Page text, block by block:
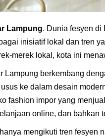
Lampung. Dunia fesyen di
inisiatif lokal dan tren
merek lokal, kota ini
Lampung berkembang
ke dalam desain
fashion impor yang
online, dan bahkan
mengikuti tren fesyen